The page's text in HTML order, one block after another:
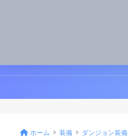
ホーム 装備 ダンジョン装備